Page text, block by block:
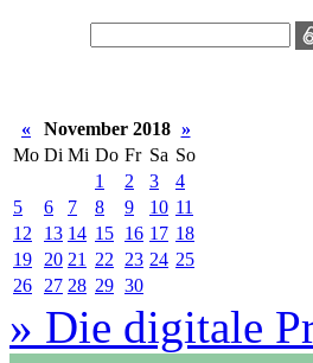
« November 2018 »
Mo Di Mi Do Fr Sa So
1
2 3
4
5
6 7 8 9 10 11
12
13 14 15 16 17 18
19
20 21 22 23 24 25
26
27 28 29 30
» Die digitale